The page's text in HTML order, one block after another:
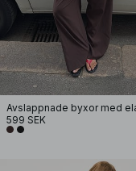
599 SEK